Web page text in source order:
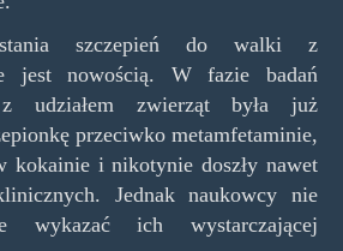
szczepień do walki z
jest nowością. W fazie badań
z udziałem zwierząt była już
przeciwko metamfetaminie,
kokainie i nikotynie doszły nawet
Jednak naukowcy nie
wykazać ich wystarczającej